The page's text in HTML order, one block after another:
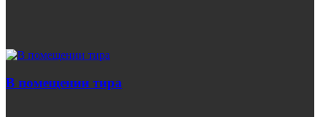
В помещении тира